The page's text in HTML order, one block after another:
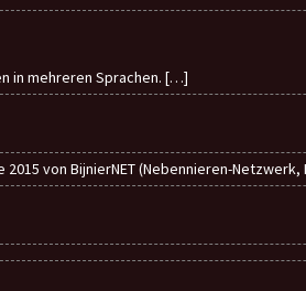
in mehreren Sprachen. […]
von BijnierNET (Nebennieren-